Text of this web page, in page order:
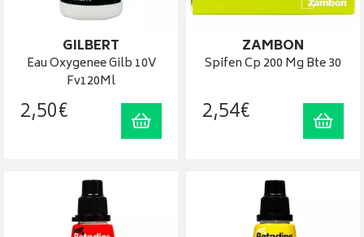
GILBERT
Eau Oxygenee Gilb 10V
Fv120Ml
2,50€ Ajouter au panier
ZAMBON
Spifen Cp 200 Mg Bte 30
2,54€